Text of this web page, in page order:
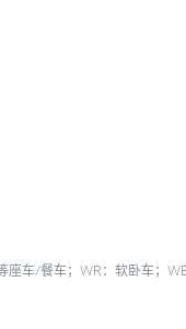
车/餐车；WR：软卧车；